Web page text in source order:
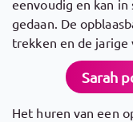
eenvoudig en kan
gedaan. De
trekken en de jarige
Sarah
Het huren van een